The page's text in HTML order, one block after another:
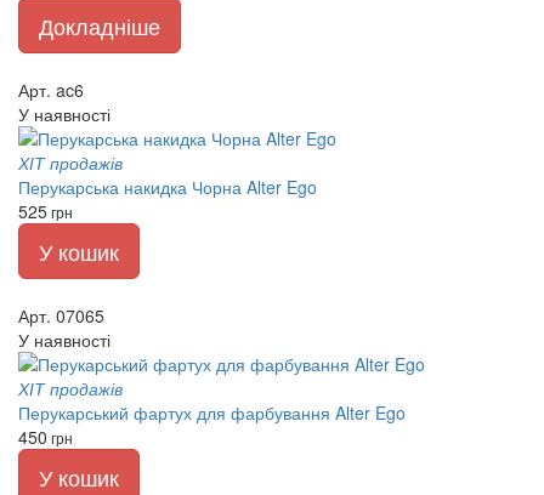
Докладніше
Арт. ac6
У наявності
ХІТ продажів
Перукарська накидка Чорна Alter Ego
525грн
У кошик
Арт. 07065
У наявності
ХІТ продажів
Перукарський фартух для фарбування Alter Ego
450 грн
У кошик